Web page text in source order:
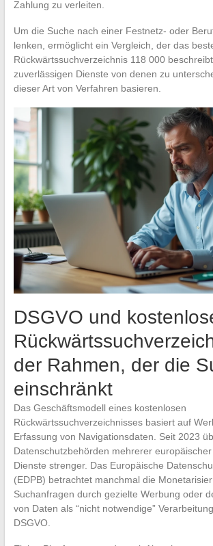
Zahlung zu verleiten.
Um die Suche nach einer Festnetz- oder
lenken, ermöglicht ein Vergleich, der das
Rückwärtssuchverzeichnis 118 000
zuverlässigen Dienste von denen zu
dieser Art von Verfahren basieren.
DSGVO und
der Rahmen, der die
einschränkt
Das Geschäftsmodell eines kostenlosen
Rückwärtssuchverzeichnisses basiert auf
Erfassung von Navigationsdaten. Seit 2023
Datenschutzbehörden mehrerer
Dienste strenger. Das Europäische
(EDPB) betrachtet manchmal die
Suchanfragen durch gezielte Werbung oder
von Daten als “nicht notwendige”
DSGVO.